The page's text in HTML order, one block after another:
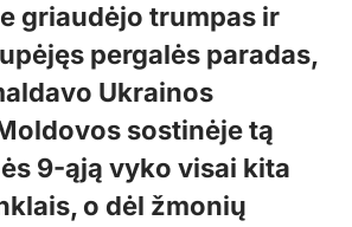
griaudėjo trumpas ir
pergalės paradas,
Ukrainos
sostinėje tą
9-ąją vyko visai kita
o dėl žmonių